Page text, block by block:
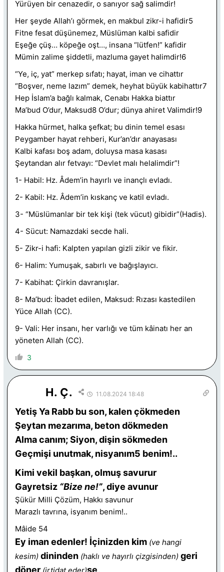
Yürüyen bir cenazedir, o sanıyor sağ salimdir!
Her şeyde Allah’ı görmek, en makbul zikr-i hafidir5
Fitne fesat düşünemez, Müslüman kalbi safidir
Eşeğe çüş… köpeğe oşt…, insana “lütfen!” kafidir
Mümin zalime şiddetli, mazluma gayet halimdir!6
“Ye, iç, yat” merkep sıfatı; hayat, iman ve cihattır
“Boşver, neme lazım” demek, heyhat büyük kabihattır7
Hep İslam’a bağlı kalmak, Cenabı Hakka biattır
Ma’bud O’dur, Maksud8 O’dur; dünya ahiret Valimdir!9
Hakka hürmet, halka şefkat; bu dinin temel esası
Peygamber hayat rehberi, Kur’an’dır anayasası
Kalbi kafası boş adam, doluysa masa kasası
Şeytandan alır fetvayı: “Devlet malı helalimdir”!
1- Habil: Hz. Âdem’in hayırlı ve inançlı evladı.
2- Kabil: Hz. Âdem’in kıskanç ve katil evladı.
3- “Müslümanlar bir tek kişi (tek vücut) gibidir”(Hadis).
4- Sücut: Namazdaki secde hali.
5- Zikr-i hafi: Kalpten yapılan gizli zikir ve fikir.
6- Halim: Yumuşak, sabırlı ve bağışlayıcı.
7- Kabihat: Çirkin davranışlar.
8- Ma’bud: İbadet edilen, Maksud: Rızası kastedilen
Yüce Allah (CC).
9- Vali: Her insanı, her varlığı ve tüm kâinatı her an
yöneten Allah (CC).
3
H. Ç. 11.08.2024 18:48
Yetiş Ya Rabb bu son, kalen çökmeden
Şeytan mezarıma, beton dökmeden
Alma canım; Siyon, dişin sökmeden
Geçmişi unutmak, nisyanım5 benim!..
Kimi vekil başkan, olmuş savurur
Gayretsiz “Bize ne!”, diye avunur
Şükür Milli Çözüm, Hakkı savunur
Marazlı tavrına, isyanım benim!..
Mâide 54
Ey iman edenler! İçinizden kim (ve hangi
kesim) dininden (haklı ve hayırlı çizgisinden) geri